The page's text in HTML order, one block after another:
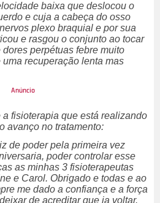
baixa que deslocou o
e cuja a cabeça do osso
plexo braquial e por sua
e rasgou o conjunto ao tocar
perpétuas febre muito
recuperação lenta mas
fisioterapia que está realizando
avanço no tratamento:
de poder pela primeira vez
poder controlar esse
as minhas 3 fisioterapeutas
e Carol. Obrigado e todas e ao
me dado a confiança e a força
de acreditar que ia voltar.